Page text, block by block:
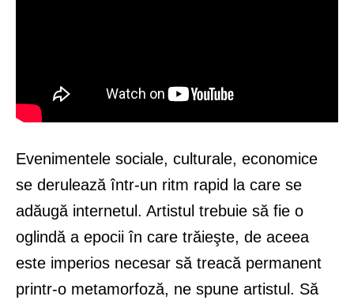
Evenimentele sociale, culturale, economice
se derulează într-un ritm rapid la care se
adăugă internetul. Artistul trebuie să fie o
oglindă a epocii în care trăieşte, de aceea
este imperios necesar să treacă permanent
printr-o metamorfoză, ne spune artistul. Să